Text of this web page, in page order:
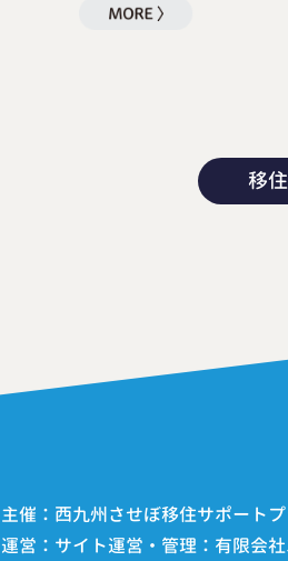
移
主催：西九州させぼ移住サポート
運営：サイト運営・管理：有限会